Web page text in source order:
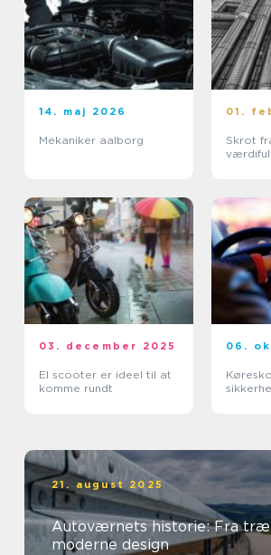
14. maj 2026
Mekaniker aalborg
01.
Skrot fra affald til
03. december 2025
El scooter er ideel til at
komme rundt
06.
21. august 2025
Autoværnets historie: Fra
moderne design